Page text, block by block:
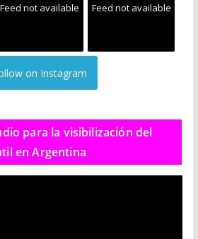
Feed not available Feed not available
on Instagram
para la visibilización del
en Argentina